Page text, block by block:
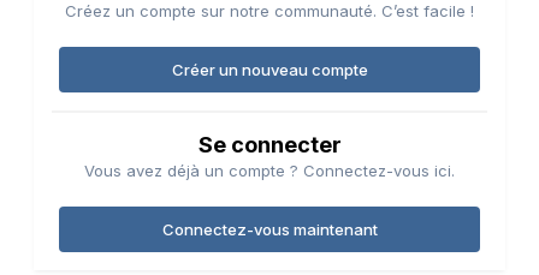
Créez un compte sur notre communauté. C’est facile !
Créer un nouveau compte
Se connecter
Vous avez déjà un compte ? Connectez-vous ici.
Connectez-vous maintenant